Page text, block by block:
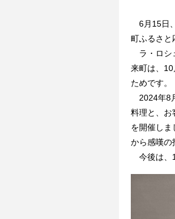
6月15日
町ふるさと
ラ・ロシ
来町は、
ためです。
2024年8
料理と、お
を開催しま
から感嘆の
今後は、